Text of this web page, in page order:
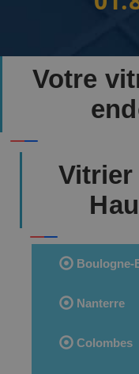
Votre
Vitrier
Boulogne-
Nanterre
Colombes